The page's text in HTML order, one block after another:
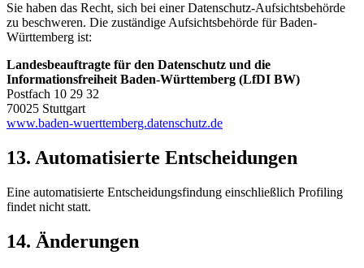
Sie haben das Recht, sich bei einer Datenschutz-Aufsichtsbehörde
zu beschweren. Die zuständige Aufsichtsbehörde für Baden-
Württemberg ist:
Landesbeauftragte für den Datenschutz und die
Informationsfreiheit Baden-Württemberg (LfDI BW)
Postfach 10 29 32
70025 Stuttgart
www.baden-wuerttemberg.datenschutz.de
13. Automatisierte Entscheidungen
Eine automatisierte Entscheidungsfindung einschließlich Profiling
findet nicht statt.
14. Änderungen